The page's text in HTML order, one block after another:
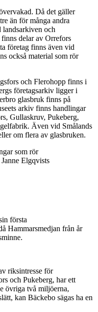
Då det gäller
än för många andra
och
delar av Orrefors
företag finns även vid
också material som rör
och Flerohopp finns i
företagsarkiv ligger i
glasbruk finns på
arkiv finns handlingar
Gullaskruv, Pukeberg,
Även vid Smålands
om flera av glasbruken.
som rör
Elgqvists
första
Hammarsmedjan från år
riksintresse för
och Pukeberg, har ett
övriga två miljöerna,
kan Bäckebo sägas ha en